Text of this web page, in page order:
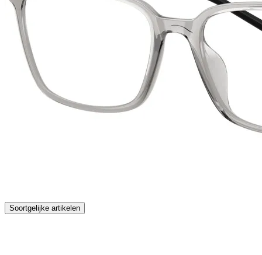
Soortgelijke artikelen